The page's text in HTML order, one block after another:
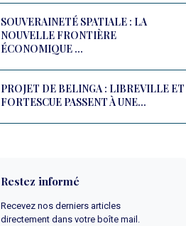
SOUVERAINETÉ SPATIALE : LA
NOUVELLE FRONTIÈRE
ÉCONOMIQUE ...
PROJET DE BELINGA : LIBREVILLE ET
FORTESCUE PASSENT À UNE...
Restez informé
Recevez nos derniers articles
directement dans votre boîte mail.